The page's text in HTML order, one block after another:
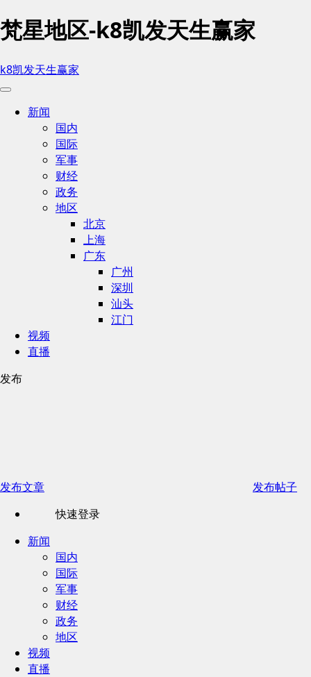
梵星地区-k8凯发天生赢家
k8凯发天生赢家
新闻
国内
国际
军事
财经
政务
地区
北京
上海
广东
广州
深圳
汕头
江门
视频
直播
发布
发布文章
发布帖子
快速登录
新闻
国内
国际
军事
财经
政务
地区
视频
直播